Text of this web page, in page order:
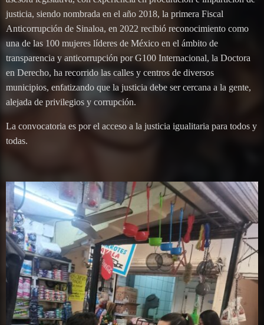
justicia, siendo nombrada en el año 2018, la primera Fiscal
Anticorrupción de Sinaloa, en 2022 recibió reconocimiento como
una de las 100 mujeres líderes de México en el ámbito de
transparencia y anticorrupción por G100 Internacional, la Doctora
en Derecho, ha recorrido las calles y centros de diversos
municipios, enfatizando que la justicia debe ser cercana a la gente,
alejada de privilegios y corrupción.
La convocatoria es por el acceso a la justicia igualitaria para todos y
todas.